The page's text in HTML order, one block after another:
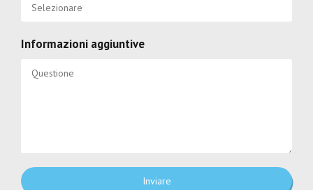
Informazioni aggiuntive
Inviare